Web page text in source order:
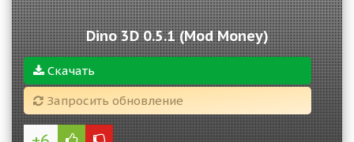
Dino 3D 0.5.1 (Mod Money)
Скачать
Запросить обновление